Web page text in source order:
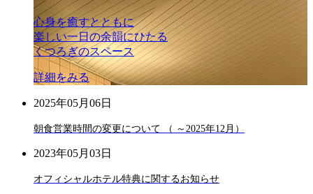
心身を癒すとともに
楽しい一日の余韻にひたる
くつろぎのスペース
詳細をみる
2025年05月06日
朝食営業時間の変更について （ ～2025年12月）
2023年05月03日
オフィシャルホテル特典に関するお知らせ